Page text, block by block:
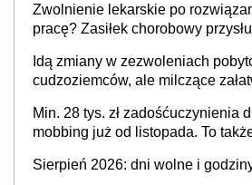
Zwolnienie lekarskie po
pracę? Zasiłek chorobowy
stosunku pracy
Idą zmiany w zezwoleniach
cudzoziemców, ale milczące
Min. 28 tys. zł zadośćuczynienia
mobbing już od listopada. To
Sierpień 2026: dni wolne i